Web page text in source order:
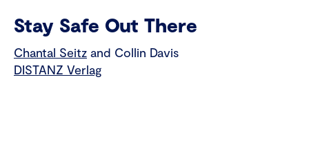
Stay Safe Out There
Chantal Seitz and Collin Davis
DISTANZ Verlag